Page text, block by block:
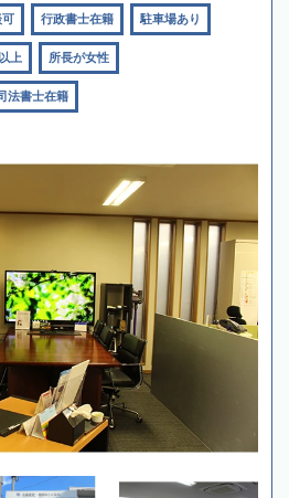
可 行政書士在籍 駐車場あり
上 所長が女性
法書士在籍